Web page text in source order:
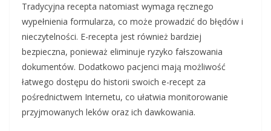
Tradycyjna recepta natomiast wymaga ręcznego
wypełnienia formularza, co może prowadzić do błędów i
nieczytelności. E-recepta jest również bardziej
bezpieczna, ponieważ eliminuje ryzyko fałszowania
dokumentów. Dodatkowo pacjenci mają możliwość
łatwego dostępu do historii swoich e-recept za
pośrednictwem Internetu, co ułatwia monitorowanie
przyjmowanych leków oraz ich dawkowania.